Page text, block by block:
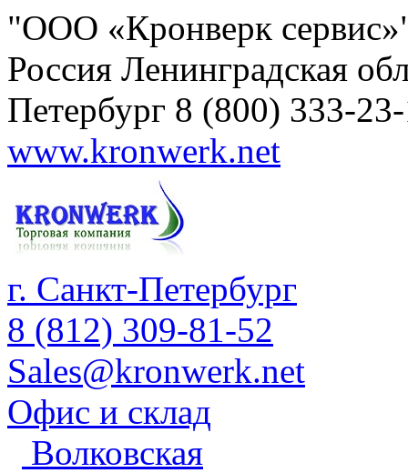
"ООО «Кронверк
Россия Ленинградская
Петербург 8 (800) 333-
www.kronwerk.net
г. Санкт-Петербург
8 (812) 309-81-52
Sales@kronwerk.net
Офис и склад
Волковская